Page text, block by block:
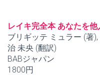
レイキ完全本 あなたを
ブリギッテ ミュラー (著
治 未央 (翻訳)
BABジャパン
1800円